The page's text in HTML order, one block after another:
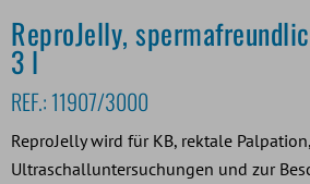
ReproJelly,
3 l
REF.: 11907/3000
ReproJelly wird für KB, rektale Palpation,
Ultraschalluntersuchungen und zur